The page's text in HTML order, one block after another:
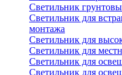
Светильник
Светильник для
монтажа
Светильник для
Светильник для
Светильник для
Светильник для